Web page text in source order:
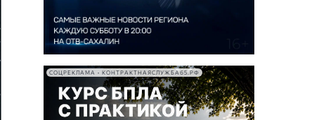
СОЦРЕКЛАМА • КОНТРАКТНАЯСЛУЖБА65.РФ